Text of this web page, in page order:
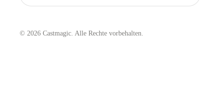
© 2026 Castmagic. Alle Rechte vorbehalten.